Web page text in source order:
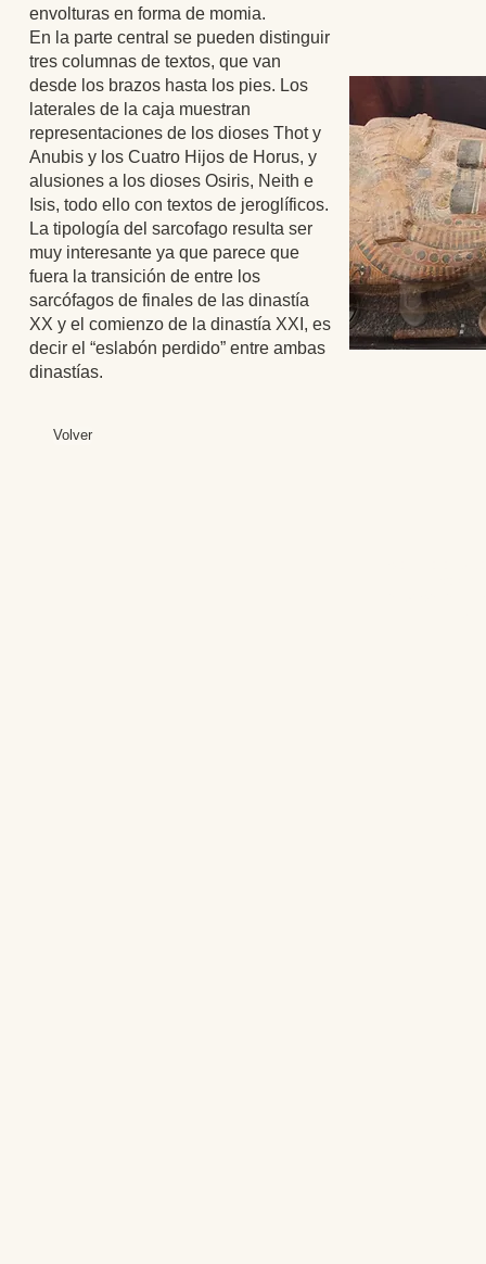
envolturas en forma de momia.
En la parte central se pueden distinguir
tres columnas de textos, que van
desde los brazos hasta los pies. Los
laterales de la caja muestran
representaciones de los dioses Thot y
Anubis y los Cuatro Hijos de Horus, y
alusiones a los dioses Osiris, Neith e
Isis, todo ello con textos de jeroglíficos.
La tipología del sarcofago resulta ser
muy interesante ya que parece que
fuera la transición de entre los
sarcófagos de finales de las dinastía
XX y el comienzo de la dinastía XXI, es
decir el “eslabón perdido” entre ambas
dinastías.
Volver